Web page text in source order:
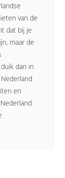
van de
dat bij je
maar de
dan in
en